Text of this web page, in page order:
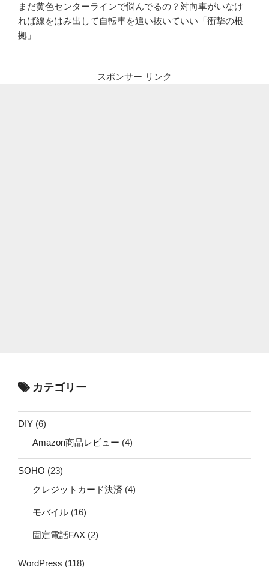
まだ黄色センターラインで悩んでるの？対向車がいなけ
れば線をはみ出して自転車を追い抜いていい「衝撃の根
拠」
スポンサー リンク
カテゴリー
DIY (6)
Amazon商品レビュー (4)
SOHO (23)
クレジットカード決済 (4)
モバイル (16)
固定電話FAX (2)
WordPress (118)